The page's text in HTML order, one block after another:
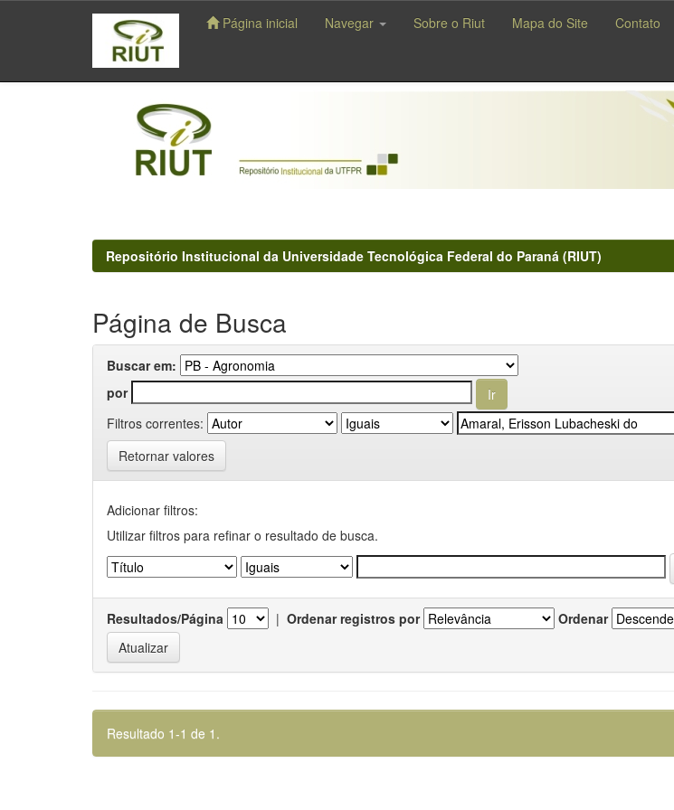
navigation
Página inicial Navegar Sobre o Riut Mapa do Site Contato
Repositório Institucional da Universidade Tecnológica Federal do Paraná (RIUT)
Página de Busca
Buscar em:
por
Filtros correntes:
Retornar valores
Adicionar filtros:
Utilizar filtros para refinar o resultado de busca.
Resultados/Página | Ordenar registros por Ordenar
Resultado 1-1 de 1.